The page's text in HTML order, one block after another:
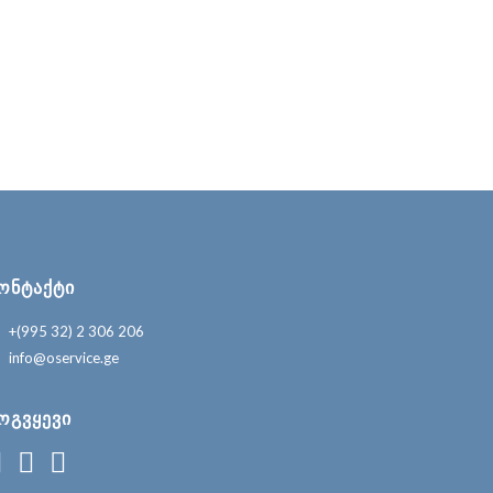
+(995 32) 2 306 206
info@oservice.ge